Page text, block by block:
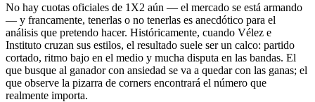
No hay cuotas oficiales de 1X2 aún — el mercado se está armando
— y francamente, tenerlas o no tenerlas es anecdótico para el
análisis que pretendo hacer. Históricamente, cuando Vélez e
Instituto cruzan sus estilos, el resultado suele ser un calco: partido
cortado, ritmo bajo en el medio y mucha disputa en las bandas. El
que busque al ganador con ansiedad se va a quedar con las ganas; el
que observe la pizarra de corners encontrará el número que
realmente importa.